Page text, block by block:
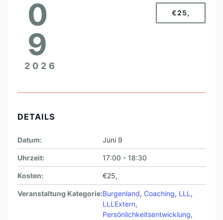
R
B
L
L
L
E
0
9
2026
€25,
DETAILS
Datum: Juni 9
Uhrzeit: 17:00 - 18:30
Kosten: €25,
Veranstaltung Kategorie:Burgenland, Coaching, LLL ,
LLLExtern,
Persönlichkeitsentwicklung,